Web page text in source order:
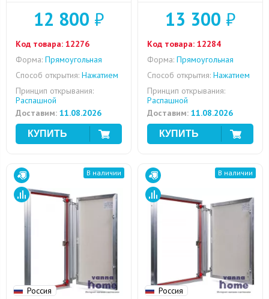
12 800 ₽
Код товара: 12276
Форма: Прямоугольная
Способ открытия: Нажатием
Принцип открывания:
Распашной
Доставим: 11.08.2026
13 300 ₽
Код товара: 12284
Форма: Прямоугольная
Способ открытия: Нажатием
Принцип открывания:
Распашной
Доставим: 11.08.2026
Россия
В наличии
Россия
В наличии